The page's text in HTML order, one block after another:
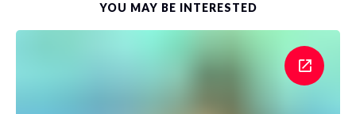
YOU MAY BE INTERESTED